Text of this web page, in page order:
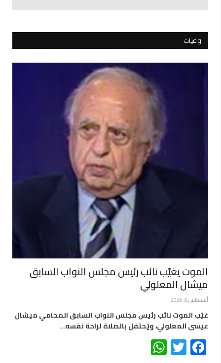
وفيات
الموت يغيّب نائب رئيس مجلس النواب السابق
ميشال المعلولي
أغسطس 5, 2026
غيّب الموت نائب رئيس مجلس النواب السابق المحامي ميشال
عيسى المعلولي، ويُحتفل بالصلاة لراحة نفسه…
Facebook
Twitter